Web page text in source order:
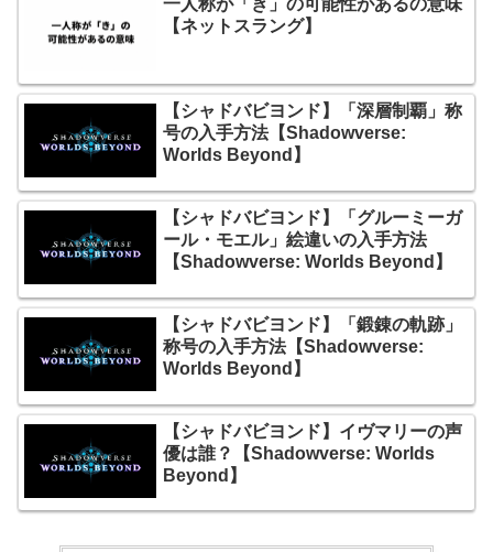
一人称が「き」の可能性があるの意味
【ネットスラング】
【シャドバビヨンド】「深層制覇」称
号の入手方法【Shadowverse:
Worlds Beyond】
【シャドバビヨンド】「グルーミーガ
ール・モエル」絵違いの入手方法
【Shadowverse: Worlds Beyond】
【シャドバビヨンド】「鍛錬の軌跡」
称号の入手方法【Shadowverse:
Worlds Beyond】
【シャドバビヨンド】イヴマリーの声
優は誰？【Shadowverse: Worlds
Beyond】